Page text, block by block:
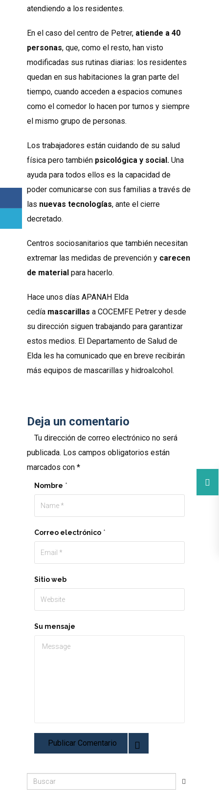
atendiendo a los residentes.
En el caso del centro de Petrer, atiende a 40
personas, que, como el resto, han visto
modificadas sus rutinas diarias: los residentes
quedan en sus habitaciones la gran parte del
tiempo, cuando acceden a espacios comunes
como el comedor lo hacen por turnos y siempre
el mismo grupo de personas.
Los trabajadores están cuidando de su salud
física pero también psicológica y social. Una
ayuda para todos ellos es la capacidad de
poder comunicarse con sus familias a través de
las nuevas tecnologías, ante el cierre
decretado.
Centros sociosanitarios que también necesitan
extremar las medidas de prevención y carecen
de material para hacerlo.
Hace unos días APANAH Elda
cedía mascarillas a COCEMFE Petrer y desde
su dirección siguen trabajando para garantizar
estos medios. El Departamento de Salud de
Elda les ha comunicado que en breve recibirán
más equipos de mascarillas y hidroalcohol.
Deja un comentario
Tu dirección de correo electrónico no será
publicada. Los campos obligatorios están
marcados con *
Nombre *
Correo electrónico *
Sitio web
Su mensaje